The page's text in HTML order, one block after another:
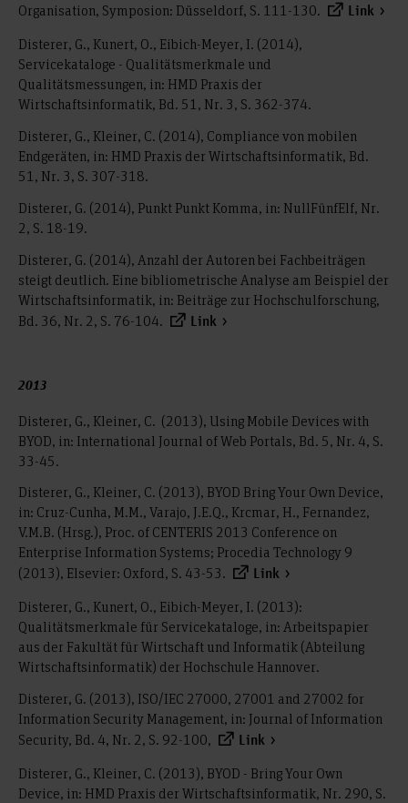
Organisation, Symposion: Düsseldorf, S. 111-130.
Link
Disterer, G., Kunert, O., Eibich-Meyer, I. (2014),
Servicekataloge - Qualitätsmerkmale und
Qualitätsmessungen, in: HMD Praxis der
Wirtschaftsinformatik, Bd. 51, Nr. 3, S. 362-374.
Disterer, G., Kleiner, C. (2014), Compliance von mobilen
Endgeräten, in: HMD Praxis der Wirtschaftsinformatik, Bd.
51, Nr. 3, S. 307-318.
Disterer, G. (2014), Punkt Punkt Komma, in: NullFünfElf, Nr.
2, S. 18-19.
Disterer, G. (2014), Anzahl der Autoren bei Fachbeiträgen
steigt deutlich. Eine bibliometrische Analyse am Beispiel der
Wirtschaftsinformatik, in: Beiträge zur Hochschulforschung,
Bd. 36, Nr. 2, S. 76-104.
Link
2013
Disterer, G., Kleiner, C. (2013), Using Mobile Devices with
BYOD, in: International Journal of Web Portals, Bd. 5, Nr. 4, S.
33-45.
Disterer, G., Kleiner, C. (2013), BYOD Bring Your Own Device,
in: Cruz-Cunha, M.M., Varajo, J.E.Q., Krcmar, H., Fernandez,
V.M.B. (Hrsg.), Proc. of CENTERIS 2013 Conference on
Enterprise Information Systems; Procedia Technology 9
(2013), Elsevier: Oxford, S. 43-53.
Link
Disterer, G., Kunert, O., Eibich-Meyer, I. (2013):
Qualitätsmerkmale für Servicekataloge, in: Arbeitspapier
aus der Fakultät für Wirtschaft und Informatik (Abteilung
Wirtschaftsinformatik) der Hochschule Hannover.
Disterer, G. (2013), ISO/IEC 27000, 27001 and 27002 for
Information Security Management, in: Journal of Information
Security, Bd. 4, Nr. 2, S. 92-100,
Link
Disterer, G., Kleiner, C. (2013), BYOD - Bring Your Own
Device, in: HMD Praxis der Wirtschaftsinformatik, Nr. 290, S.